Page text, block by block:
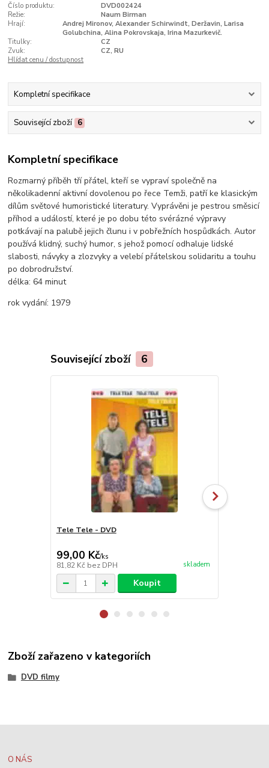
Číslo produktu:
DVD002424
Režie:
Naum Birman
Hrají:
Andrej Mironov, Alexander Schirwindt, Deržavin, Larisa
Golubchina, Alina Pokrovskaja, Irina Mazurkevič.
Titulky:
CZ
Zvuk:
CZ, RU
Hlídat cenu / dostupnost
Kompletní specifikace
Související zboží 6
Kompletní specifikace
Rozmarný příběh tří přátel, kteří se vypraví společně na
několikadenní aktivní dovolenou po řece Temži, patří ke klasickým
dílům světové humoristické literatury. Vyprávěni je pestrou směsicí
příhod a událostí, které je po dobu této svérázné výpravy
potkávají na palubě jejich člunu i v pobřežních hospůdkách. Autor
používá klidný, suchý humor, s jehož pomocí odhaluje lidské
slabosti, návyky a zlozvyky a velebí přátelskou solidaritu a touhu
po dobrodružství.
délka: 64 minut
rok vydání: 1979
Související zboží 6
Tele Tele - DVD
99,00 Kč/ks
81,82 Kč bez DPH skladem
Koupit
Zboží zařazeno v kategoriích
DVD filmy
O NÁS